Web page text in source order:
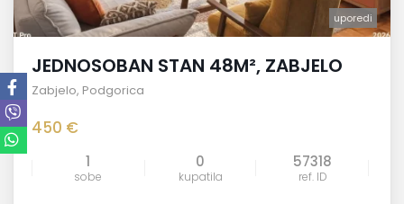
uporedi
JEDNOSOBAN STAN 48M², ZABJELO
Zabjelo, Podgorica
450 €
1
sobe
0
kupatila
57318
ref. ID